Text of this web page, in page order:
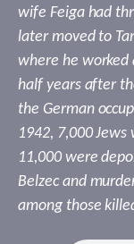
wife Feiga had
later moved to
where he worked
half years after
the German
1942, 7,000
11,000 were
Belzec and
among those